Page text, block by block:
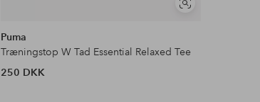
Se
Puma
Træningstop W Tad Essential Relaxed Tee
250 DKK